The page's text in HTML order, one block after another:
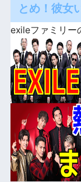
とめ！彼女
exileファミリー